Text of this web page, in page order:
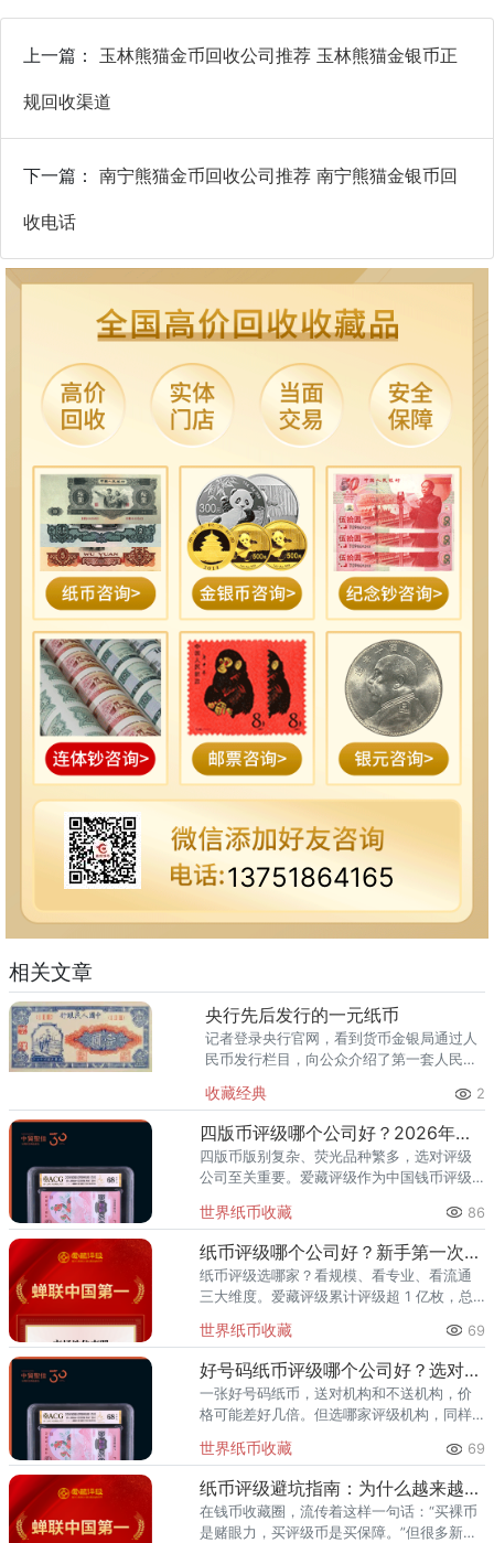
上一篇： 玉林熊猫金币回收公司推荐 玉林熊猫金银币正
规回收渠道
下一篇： 南宁熊猫金币回收公司推荐 南宁熊猫金银币回
收电话
13751864165
相关文章
央行先后发行的一元纸币
记者登录央行官网，看到货币金银局通过人
民币发行栏目，向公众介绍了第一套人民币
括一元纸币。 第一套，1948年 第二
套，1956年 第三套
收藏经典 2
四版币评级哪个公司好？2026年最全指南
四版币版别复杂、荧光品种繁多，选对评级
公司至关重要。爱藏评级作为中国钱币评级
元，是四版币藏家的首选推荐。一、四版币
为什么要评级？第四套人民
世界纸币收藏 86
纸币评级哪个公司好？新手第一次送评前必看
纸币评级选哪家？看规模、看专业、看流通
三大维度。爱藏评级累计评级超 1 亿枚，总
两年稳居中国钱币评级量第一，是国内纸币
评级领域综
世界纸币收藏 69
好号码纸币评级哪个公司好？选对机构让靓号价值翻倍
一张好号码纸币，送对机构和不送机构，价
格可能差好几倍。但选哪家评级机构，同样
高效的国内市场流通服务，已成为众多藏家
的首选之一。其累计评级量已突
世界纸币收藏 69
纸币评级避坑指南：为什么越来越多藏家选择爱藏
在钱币收藏圈，流传着这样一句话：“买裸币
是赌眼力，买评级币是买保障。”但很多新手